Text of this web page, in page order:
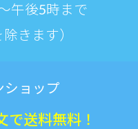
午後5時まで
きます）
ショップ
で送料無料！